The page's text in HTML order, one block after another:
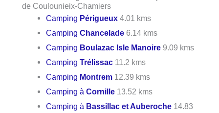
de Coulounieix-Chamiers
Camping Périgueux 4.01 kms
CampingChancelade 6.14 kms
Camping Boulazac Isle Manoire 9.09 kms
CampingTrélissac 11.2 kms
Camping Montrem 12.39 kms
Camping àCornille 13.52 kms
Camping à Bassillac et Auberoche 14.83